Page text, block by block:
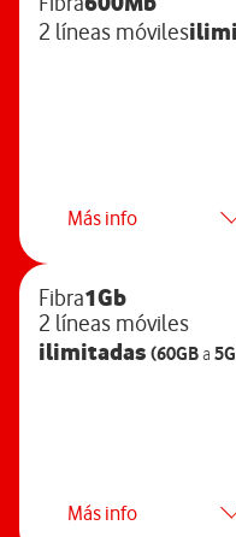
2 líneas móviles
Más info
Fibra1Gb
2 líneas móviles
ilimitadas (60GBa
Más info